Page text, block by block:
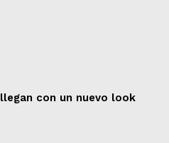
llegan con un nuevo look